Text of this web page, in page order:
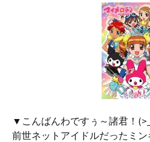
▼こんばんわですぅ～諸君！
前世ネットアイドルだったミ